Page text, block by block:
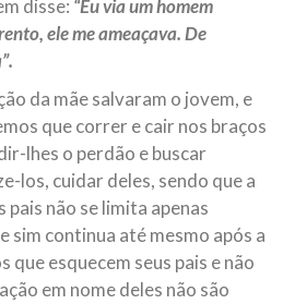
disse: “Eu via um homem
ele me ameaçava. De
da mãe salvaram o jovem, e
que correr e cair nos braços
lhes o perdão e buscar
los, cuidar deles, sendo que a
pais não se limita apenas
sim continua até mesmo após a
que esquecem seus pais e não
em nome deles não são